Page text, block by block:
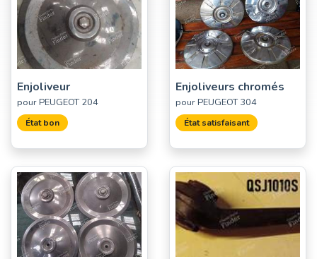
Enjoliveur
pour PEUGEOT 204
État bon
Enjoliveurs chromés
pour PEUGEOT 304
État satisfaisant